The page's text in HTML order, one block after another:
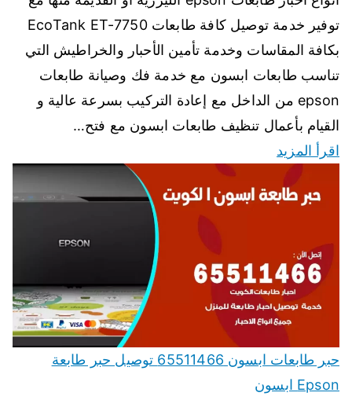
توفير خدمة توصيل كافة طابعات EcoTank ET-7750
بكافة المقاسات وخدمة تأمين الأحبار والخراطيش التي
تناسب طابعات ابسون مع خدمة فك وصيانة طابعات
epson من الداخل مع إعادة التركيب بسرعة عالية و
القيام بأعمال تنظيف طابعات ابسون مع فتح…
اقرأ المزيد
حبر طابعات ابسون 65511466 توصيل حبر طابعة
Epson ابسون